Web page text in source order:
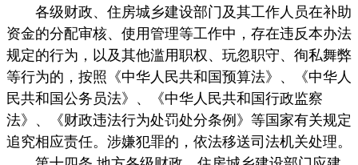
各级财政、住房城乡建设部门及其工作人员在补助
资金的分配审核、使用管理等工作中，存在违反本办法
规定的行为，以及其他滥用职权、玩忽职守、徇私舞弊
等行为的，按照《中华人民共和国预算法》、《中华人
民共和国公务员法》、《中华人民共和国行政监察
法》、《财政违法行为处罚处分条例》等国家有关规定
追究相应责任。涉嫌犯罪的，依法移送司法机关处理。